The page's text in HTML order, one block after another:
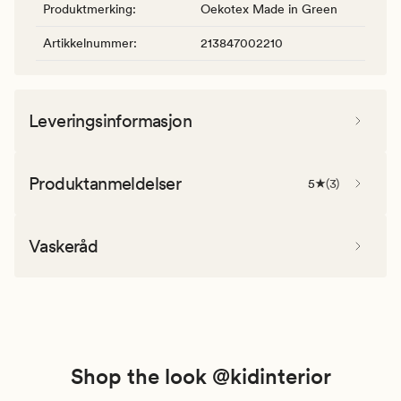
Produktmerking: Oekotex Made in Green
Artikkelnummer: 213847002210
Leveringsinformasjon
Produktanmeldelser 5 (3)
Vaskeråd
Shop the look @kidinterior